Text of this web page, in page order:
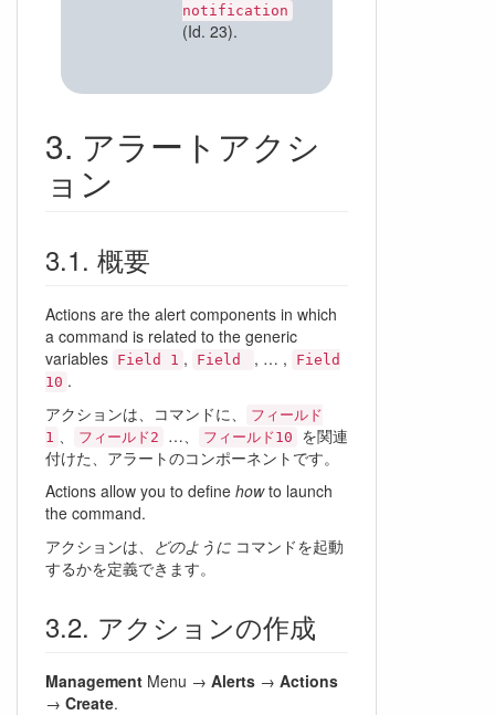
notification
(Id. 23).
アラートアクシ
ョン
概要
Actions are the alert components in which
a command is related to the generic
variables Field 1 , Field , … ,
Field
10 .
アクションは、コマンドに、
フィールド
1
フィールド2 …、 フィールド10
を関連
付けた、アラートのコンポーネントです。
Actions allow you to define howto launch
the command.
アクションは、 どのように コマンドを起動
するかを定義できます。
アクションの作成
Management Menu → Alerts → Actions
→ Create.